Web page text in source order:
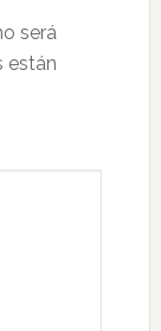
será
están